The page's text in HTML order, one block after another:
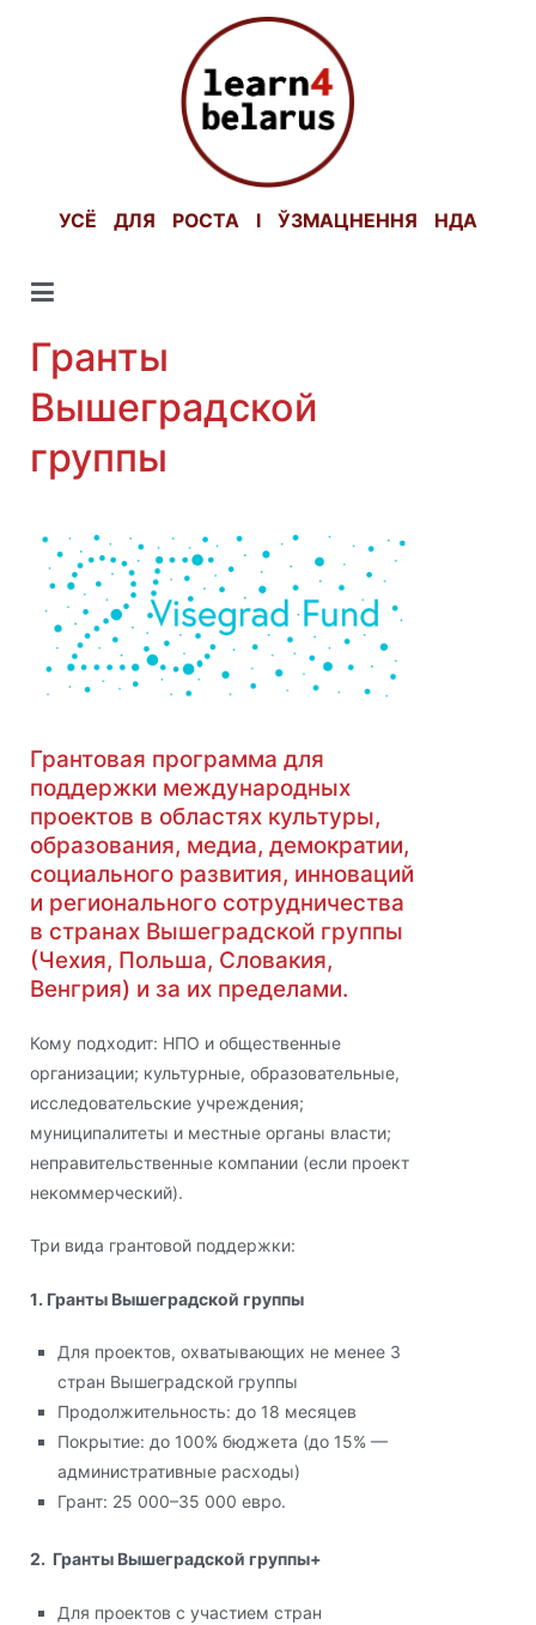
УСЁ ДЛЯ РОСТА І ЎЗМАЦНЕННЯ НДА
Гранты
Вышеградской
группы
Грантовая программа для
поддержки международных
проектов в областях культуры,
образования, медиа, демократии,
социального развития, инноваций
и регионального сотрудничества
в странах Вышеградской группы
(Чехия, Польша, Словакия,
Венгрия) и за их пределами.
Кому подходит: НПО и общественные
организации; культурные, образовательные,
исследовательские учреждения;
муниципалитеты и местные органы власти;
неправительственные компании (если проект
некоммерческий).
Три вида грантовой поддержки:
1️. Гранты Вышеградской группы
Для проектов, охватывающих не менее 3
стран Вышеградской группы
Продолжительность: до 18 месяцев
Покрытие: до 100% бюджета (до 15% —
административные расходы)
Грант: 25 000–35 000 евро.
2. Гранты Вышеградской группы+
Для проектов с участием стран